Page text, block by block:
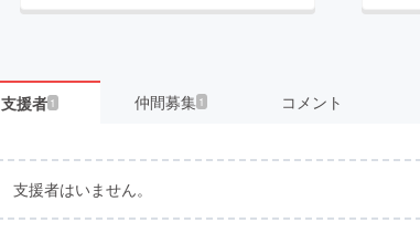
支援者 1 仲間募集 1 コメント
支援者はいません。